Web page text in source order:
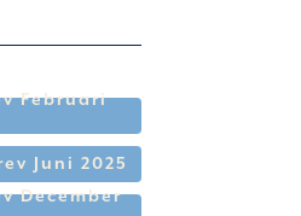
Februari
Juni 2025
December